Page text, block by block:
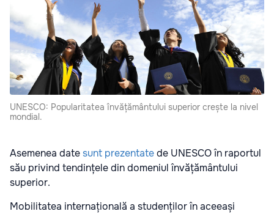
UNESCO: Popularitatea învățământului superior crește la nivel
mondial.
Asemenea datesunt prezentatede UNESCO în raportul
său privind tendințele din domeniul învățământului
superior.
Mobilitatea internațională a studenților în aceeași